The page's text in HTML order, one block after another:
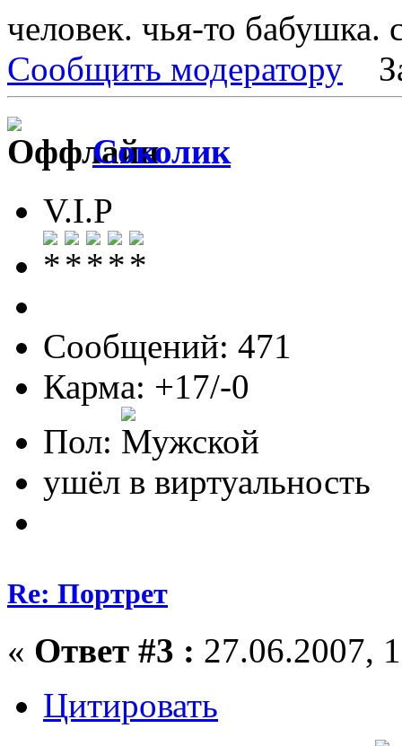
человек. чья-то бабушка.
Сообщить модератору
Соколик
V.I.P
Сообщений: 471
Карма: +17/-0
Пол:
ушёл в виртуальность
Re: Портрет
« Ответ #3 : 27.06.2007,
Цитировать